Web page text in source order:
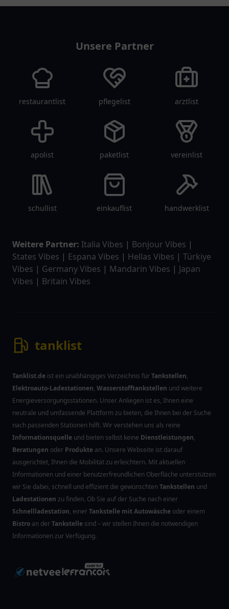
Unsere Partner
restaurantlist pflegelist arztlist
apolist paketlist vereinlist
schullist einkauflist handwerklist
Weitere Partner: Italia Vibes | Bonjour Vibes |
States Vibes | Espana Vibes | Hellas Vibes | Türkiye
Vibes | Germany Vibes | Mandarin Vibes | Japan
Vibes | Britain Vibes
tanklist
Tanklist.de ist ein unabhängiges Verzeichnis fürTankstellen,
Elektroauto-Ladestationen, Wasserstofftankstellen und weitere
Energieversorgungsstationen. Unser Anliegen ist es, Ihnen eine
neutrale und umfassende Plattform zu bieten, die Ihnen bei der Suche
nach passenden Stationen hilft. Wir verstehen uns als reine
Informationsquelle und bieten selbst keine Dienstleistungen,
Beratungen oder Produkte an. Unsere Webseite ist darauf
ausgerichtet, Ihnen die Mobilität zu erleichtern. Mit aktuellen
Informationen und einer benutzerfreundlichen Oberfläche unterstützen
wir Sie dabei, schnell und effizient die gewünschtenTankstellen und
Ladestationen zu finden. Ob Sie auf der Suche nach einer
Schnellladestation, einerTankstelle mit Autowäsche oder einem
Bistro an derTankstelle sind – wir stellen Ihnen die notwendigen
Informationen zur Verfügung.